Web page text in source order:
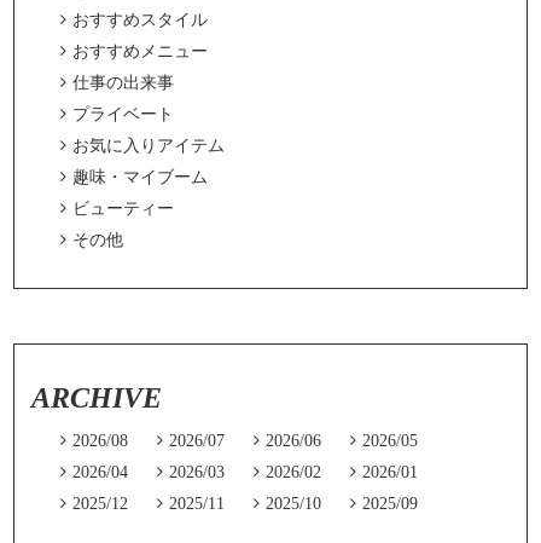
 おすすめスタイル
 おすすめメニュー
 仕事の出来事
 プライベート
 お気に入りアイテム
 趣味・マイブーム
 ビューティー
 その他
ARCHIVE
 2026/08  2026/07  2026/06  2026/05
 2026/04  2026/03  2026/02  2026/01
 2025/12  2025/11  2025/10  2025/09